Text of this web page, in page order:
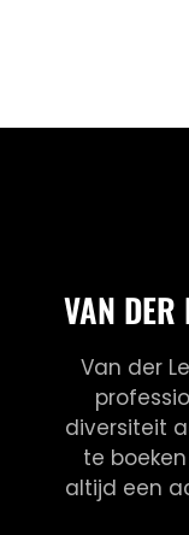
VAN DER
Van der
diversiteit
te
altijd een